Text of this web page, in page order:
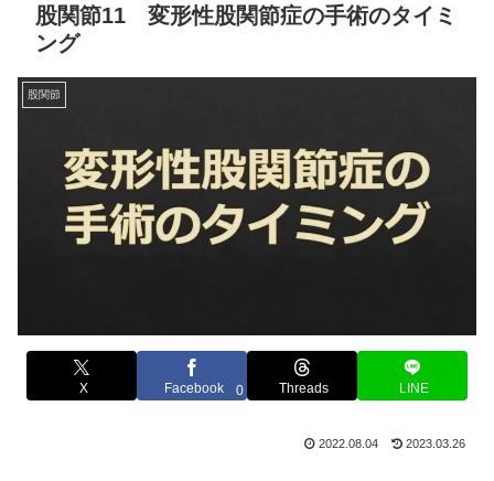
股関節11 変形性股関節症の手術のタイミ
ング
股関節
X Facebook 0 Threads LINE
2022.08.04 2023.03.26